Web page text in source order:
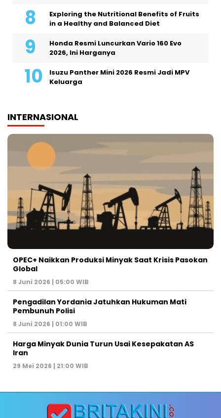
Exploring the Nutritional Benefits of Fruits
in a Healthy and Balanced Diet
Honda Resmi Luncurkan Vario 160 Evo
2026, Ini Harganya
Isuzu Panther Mini 2026 Resmi Jadi MPV
Keluarga
INTERNASIONAL
OPEC+ Naikkan Produksi Minyak Saat Krisis Pasokan
Global
8 Juni 2026 | 05:00 WIB
Pengadilan Yordania Jatuhkan Hukuman Mati
Pembunuh Polisi
8 Juni 2026 | 01:00 WIB
Harga Minyak Dunia Turun Usai Kesepakatan AS
Iran
29 Mei 2026 | 21:00 WIB